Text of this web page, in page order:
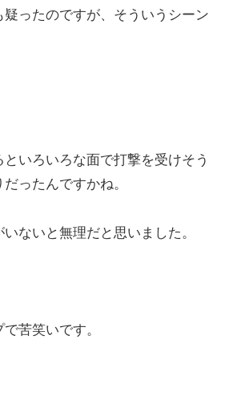
疑ったのですが、そういうシーン
いろいろな面で打撃を受けそう
ったんですかね。
ないと無理だと思いました。
苦笑いです。